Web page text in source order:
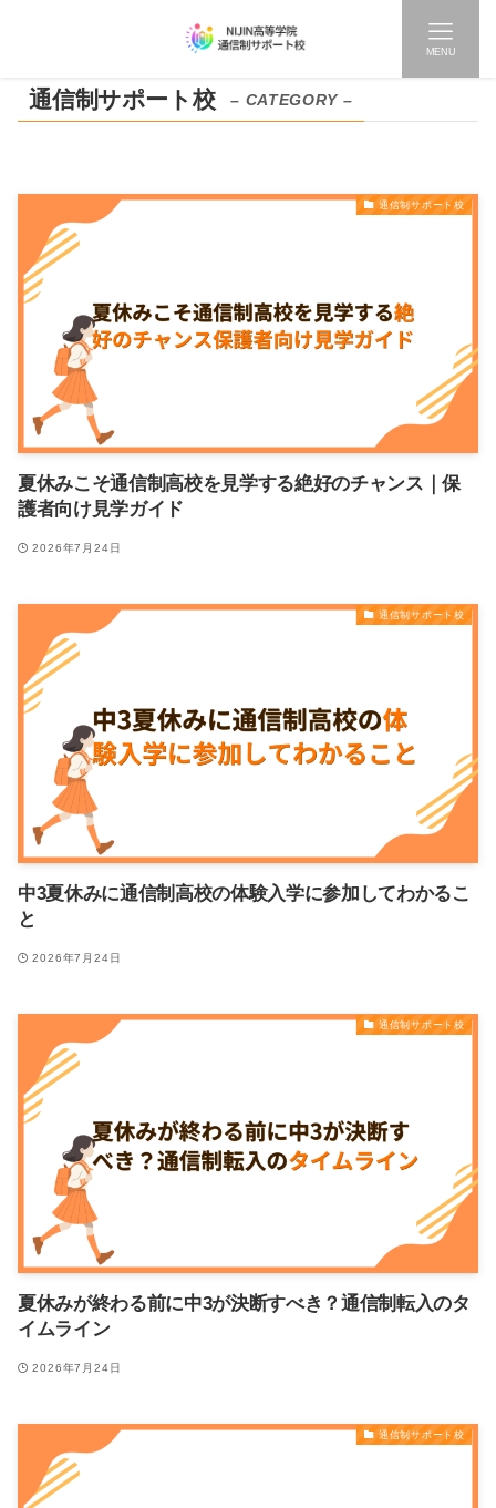
MENU
通信制サポート校 – CATEGORY –
通信制サポート校
夏休みこそ通信制高校を見学する絶好のチャンス｜保
護者向け見学ガイド
2026年7月24日
通信制サポート校
中3夏休みに通信制高校の体験入学に参加してわかるこ
と
2026年7月24日
通信制サポート校
夏休みが終わる前に中3が決断すべき？通信制転入のタ
イムライン
2026年7月24日
通信制サポート校